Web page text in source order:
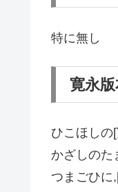
特に無し
寛永
ひこほしの
かざしのた
つまごひに